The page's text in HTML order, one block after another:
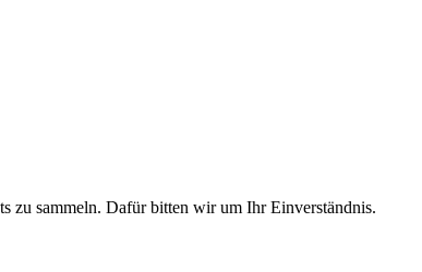
zu sammeln. Dafür bitten wir um Ihr Einverständnis.